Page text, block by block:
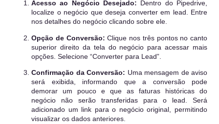
Acesso ao Negócio Desejado: Dentro do Pipedrive,
localize o negócio que deseja converter em lead. Entre
nos detalhes do negócio clicando sobre ele.
Opção de Conversão: Clique nos três pontos no canto
superior direito da tela do negócio para acessar mais
opções. Selecione “Converter para Lead”.
Confirmação da Conversão: Uma mensagem de aviso
será exibida, informando que a conversão pode
demorar um pouco e que as faturas históricas do
negócio não serão transferidas para o lead. Será
adicionado um link para o negócio original, permitindo
visualizar os dados anteriores.